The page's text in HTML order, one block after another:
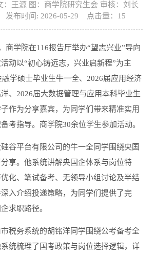
王源 图：商学院研究生会 审核：刘长
布时间: 2026-05-29 点击量： 15
商学院在116报告厅举办“望志兴业”导向
动以“初心铸远志，兴业启新程”为主
学硕士毕业生牛一全、2026届应用经济
、2026届大数据管理与应用本科毕业生
作为分享嘉宾，为同学们带来精准实用
考指导。商学院30余位学生参加活动。
谷平台有限公司的牛一全同学围绕央国
享。他系统讲解央国企体系与岗位特
化、笔试备考、无领导小组讨论及半结
入介绍投递策略，为同学们提供了完
求职路径。
税务系统的胡铭洋同学围绕公考备考全
统梳理了国考政策与岗位选择逻辑，详